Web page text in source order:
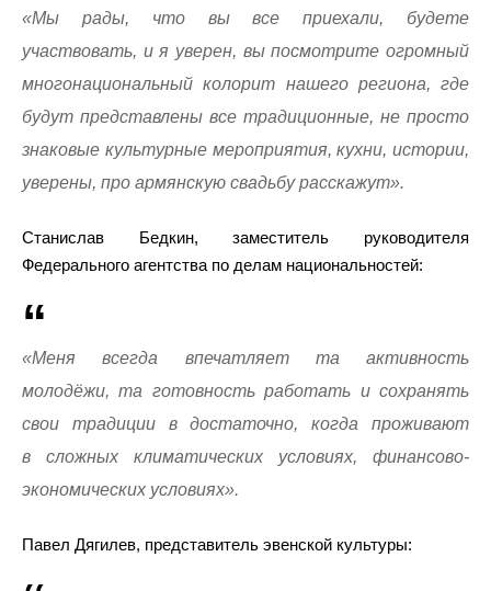
«Мы рады, что вы все приехали, будете
участвовать, и я уверен, вы посмотрите огромный
многонациональный колорит нашего региона, где
будут представлены все традиционные, не просто
знаковые культурные мероприятия, кухни, истории,
уверены, про армянскую свадьбу расскажут».
Станислав Бедкин, заместитель руководителя
Федерального агентства по делам национальностей:
«Меня всегда впечатляет та активность
молодёжи, та готовность работать и сохранять
свои традиции в достаточно, когда проживают
в сложных климатических условиях, финансово-
экономических условиях».
Павел Дягилев, представитель эвенской культуры: